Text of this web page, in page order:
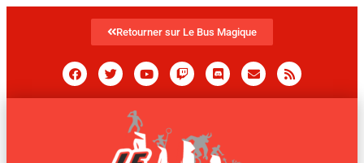
Retourner sur Le Bus Magique